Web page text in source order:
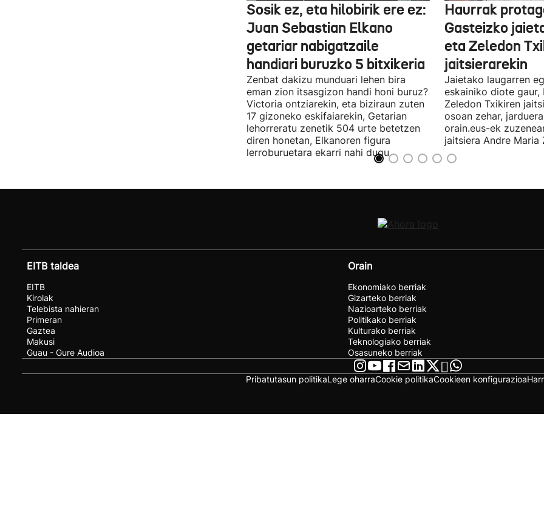
Sosik ez, eta hilobirik ere ez:
Juan Sebastian Elkano
getariar nabigatzaile
handiari buruzko 5 bitxikeria
Zenbat dakizu munduari lehen bira
eman zion itsasgizon handi honi buruz?
Victoria ontziarekin, eta biziraun zuten
17 gizoneko eskifaiarekin, Getarian
lehorreratu zenetik 504 urte betetzen
diren honetan, Elkanoren figura
lerroburuetara ekarri nahi dugu.
Haurrak
Gasteizko
eta Zeledon
jaitsierarekin
Jaietako laugarren
eskainiko diote gaur,
Zeledon Txikiren
osoan zehar,
orain.eus-ek
jaitsiera Andre Maria
EITB taldea
EITB
Kirolak
Telebista nahieran
Primeran
Gaztea
Makusi
Guau - Gure Audioa
Orain
Ekonomiako berriak
Gizarteko berriak
Nazioarteko berriak
Politikako berriak
Kulturako berriak
Teknologiako berriak
Osasuneko berriak
Pribatutasun politikaLege oharraCookie politikaCookieen konfigurazioa